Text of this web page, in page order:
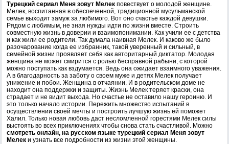
Турецкий сериал Меня зовут Мелек повествует о молодой женщине.
Мелек, воспитанная в обеспеченной, традиционной мусульманской
семье выходит замуж за любимого. Вот оно счастье каждой девушки.
Рядом с любимым, не зная нужды идти по жизни вместе. Строить
совместную жизнь в доверии и взаимопонимании. Как учили ее с детства
и как жили ее родители. Так думала наивная Мелек. И каково же было
разочарование когда ее избранник, такой уверенный и сильный, в
семейной жизни проявляет себя как авторитарный диктатор. Молодая
женщина не может смирится с ролью бесправной рабыни, с которой
можно поступать как вздумается. Ведь она ожидает взаимного уважения.
А в благодарность за заботу о своем муже и детях Мелек получает
унижение и побои. Женщина в отчаянии. И в родительском доме не
находит она поддержки и защиты. Жизнь Мелек теряет краски, она
страдает и не видит выхода. Но счастье не оставило нашу героиню. И
это только начало истории. Пережить множество испытаний в
осуществлении своей мечты и построить лучшую жизнь ей поможет
Халил. Только новая любовь даст несломленной горестями Мелек силы
выстоять во всех приключениях чтобы снова стать счастливой. Можно
смотреть онлайн, на русском языке турецкий сериал Меня зовут
Мелек и узнать все подробности из жизни этой женщины.